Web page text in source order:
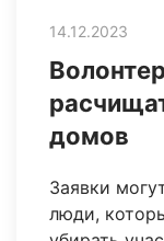
14.12.2023
домов
Заявки
люди,